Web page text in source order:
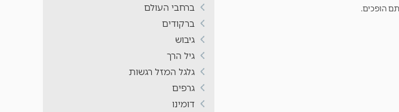
הופכים.
ברחבי העולם
ברקודים
גיבוש
גיל הרך
גלגל המזל רגשות
גרפים
דומינו